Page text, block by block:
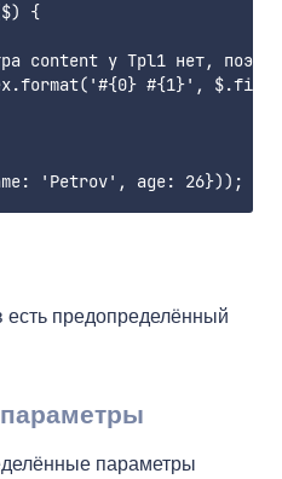
{
content у Tpl1 нет,
#{1}',
есть предопределённый
параметры